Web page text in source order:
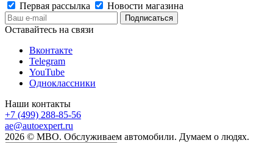
Первая рассылка
Новости магазина
Оставайтесь на связи
Вконтакте
Telegram
YouTube
Одноклассники
Наши контакты
+7 (499) 288-85-56
ae@autoexpert.ru
2026 © МВО. Обслуживаем автомобили. Думаем о людях.